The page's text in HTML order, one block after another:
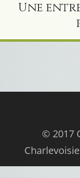
Une
© 2017